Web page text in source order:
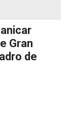
Gran
de